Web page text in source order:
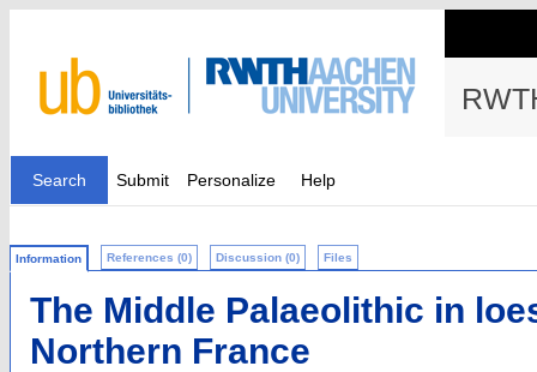
Search Submit Personalize Help
Information References (0) Discussion (0) Files
The Middle Palaeolithic in
Northern France